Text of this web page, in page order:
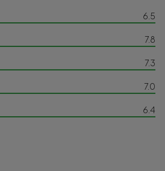
6.5
7.8
7.3
7.0
6.4